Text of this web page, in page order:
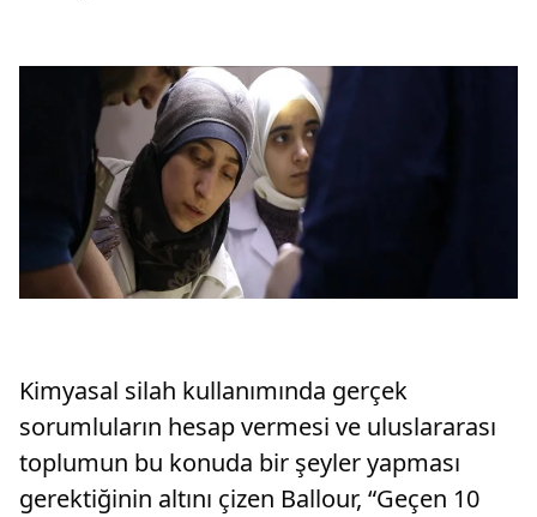
Kimyasal silah kullanımında gerçek
sorumluların hesap vermesi ve uluslararası
toplumun bu konuda bir şeyler yapması
gerektiğinin altını çizen Ballour, “Geçen 10